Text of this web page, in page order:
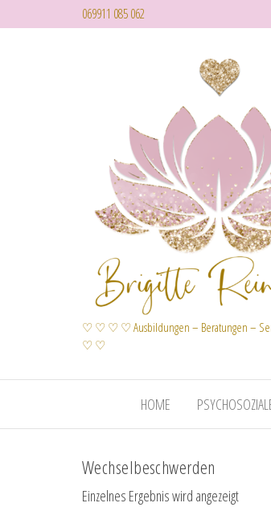
069911 085 062
♡ ♡ ♡ ♡ Ausbildungen – Beratungen –
♡ ♡
HOME
Wechselbeschwerden
Einzelnes Ergebnis wird angezeigt